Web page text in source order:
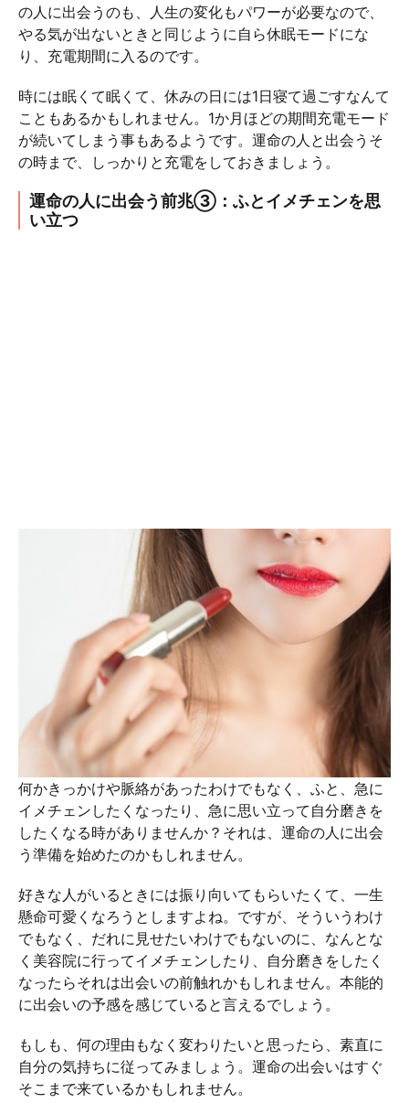
の人に出会うのも、人生の変化もパワーが必要なので、
やる気が出ないときと同じように自ら休眠モードにな
り、充電期間に入るのです。
時には眠くて眠くて、休みの日には1日寝て過ごすなんて
こともあるかもしれません。1か月ほどの期間充電モード
が続いてしまう事もあるようです。運命の人と出会うそ
の時まで、しっかりと充電をしておきましょう。
運命の人に出会う前兆③：ふとイメチェンを思
い立つ
何かきっかけや脈絡があったわけでもなく、ふと、急に
イメチェンしたくなったり、急に思い立って自分磨きを
したくなる時がありませんか？それは、運命の人に出会
う準備を始めたのかもしれません。
好きな人がいるときには振り向いてもらいたくて、一生
懸命可愛くなろうとしますよね。ですが、そういうわけ
でもなく、だれに見せたいわけでもないのに、なんとな
く美容院に行ってイメチェンしたり、自分磨きをしたく
なったらそれは出会いの前触れかもしれません。本能的
に出会いの予感を感じていると言えるでしょう。
もしも、何の理由もなく変わりたいと思ったら、素直に
自分の気持ちに従ってみましょう。運命の出会いはすぐ
そこまで来ているかもしれません。